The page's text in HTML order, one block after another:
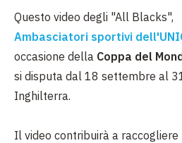
Questo video degli "All Blacks",
Ambasciatori sportivi
occasione della Coppa del
si disputa dal 18 settembre al
Inghilterra.
Il video contribuirà a